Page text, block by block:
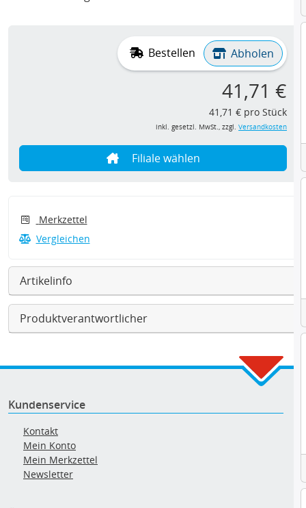
Bestellen Abholen
41,71 €
41,71 € pro Stück
inkl. gesetzl. MwSt., zzgl. Versandkosten
Filiale wählen
Merkzettel
Vergleichen
Artikelinfo
Produktverantwortlicher
Kundenservice
Kontakt
Mein Konto
Mein Merkzettel
Newsletter